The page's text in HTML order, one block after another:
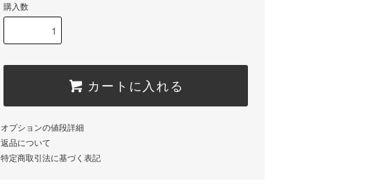
購入数
カートに入れる
オプションの値段詳細
返品について
特定商取引法に基づく表記